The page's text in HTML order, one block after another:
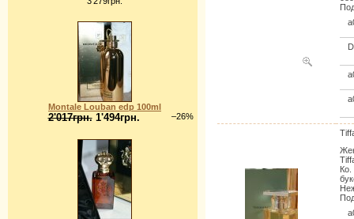
Montale Louban edp 100ml
–26%
2'017грн.1'494грн.
Ко.